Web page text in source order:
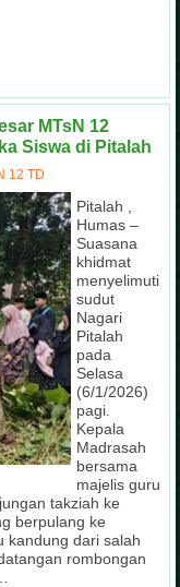
MTsN 12
Siswa di Pitalah
12 TD
Pitalah ,
Humas –
Suasana
khidmat
menyelimuti
sudut
Nagari
Pitalah
pada
Selasa
(6/1/2026)
pagi.
Kepala
Madrasah
bersama
majelis guru
takziah ke
berpulang ke
kandung dari salah
rombongan